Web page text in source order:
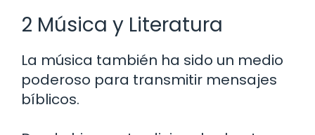
2 Música y Literatura
La música también ha sido un medio
poderoso para transmitir mensajes
bíblicos.